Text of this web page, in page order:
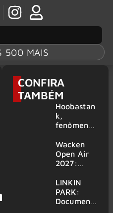
500 MAIS
CONFIRA
TAMBÉM
Hoobastan
k,
fenômeno
rock anos
2000,
volta ao
6 shows
Wacken
Open Air
2027:
amplia
line-up e
já
LINKIN
PARK:
Document